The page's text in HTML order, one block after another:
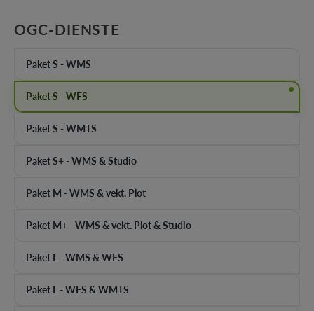
OGC-DIENSTE
Paket S - WMS
Paket S - WFS
Paket S - WMTS
Paket S+ - WMS & Studio
Paket M - WMS & vekt. Plot
Paket M+ - WMS & vekt. Plot & Studio
Paket L - WMS & WFS
Paket L - WFS & WMTS